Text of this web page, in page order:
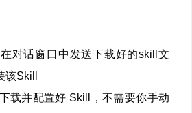
对话窗口中发送下载好的skill文
该Skill
载并配置好 Skill，不需要你手动